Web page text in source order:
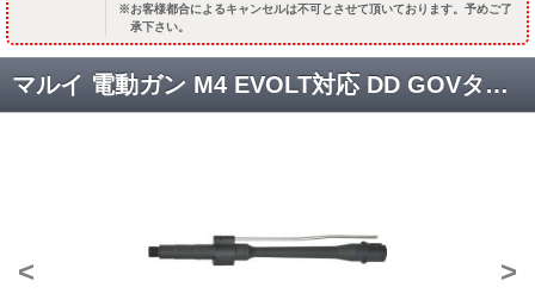
お客様都合によるキャンセルは不可とさせて頂いております。予めご了
承下さい。
マルイ 電動ガン M4 EVOLT対応 DD GOVタイプアルミアウターバレルセット(11.5inch) [20220203EVO-11.5] [品切中.再入荷時期未定]
< >